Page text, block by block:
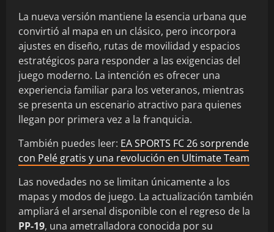
La nueva versión mantiene la esencia urbana que
convirtió al mapa en un clásico, pero incorpora
ajustes en diseño, rutas de movilidad y espacios
estratégicos para responder a las exigencias del
juego moderno. La intención es ofrecer una
experiencia familiar para los veteranos, mientras
se presenta un escenario atractivo para quienes
llegan por primera vez a la franquicia.
También puedes leer: EA SPORTS FC 26 sorprende
con Pelé gratis y una revolución en Ultimate Team
Las novedades no se limitan únicamente a los
mapas y modos de juego. La actualización también
ampliará el arsenal disponible con el regreso de la
PP-19, una ametralladora conocida por su